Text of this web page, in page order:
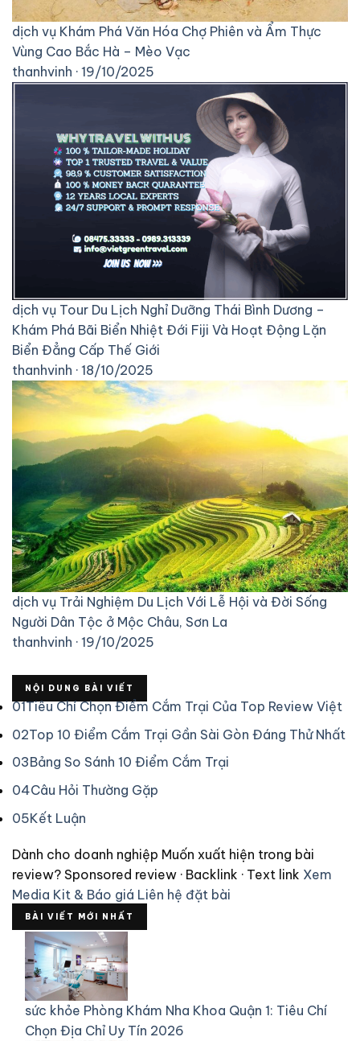
dịch vụ Khám Phá Văn Hóa Chợ Phiên và Ẩm Thực
Vùng Cao Bắc Hà – Mèo Vạc
thanhvinh · 19/10/2025
dịch vụ Tour Du Lịch Nghỉ Dưỡng Thái Bình Dương –
Khám Phá Bãi Biển Nhiệt Đới Fiji Và Hoạt Động Lặn
Biển Đẳng Cấp Thế Giới
thanhvinh · 18/10/2025
dịch vụ Trải Nghiệm Du Lịch Với Lễ Hội và Đời Sống
Người Dân Tộc ở Mộc Châu, Sơn La
thanhvinh · 19/10/2025
NỘI DUNG BÀI VIẾT
01Tiêu Chí Chọn Điểm Cắm Trại Của Top Review Việt
02Top 10 Điểm Cắm Trại Gần Sài Gòn Đáng Thử Nhất
03Bảng So Sánh 10 Điểm Cắm Trại
04Câu Hỏi Thường Gặp
05Kết Luận
Dành cho doanh nghiệp Muốn xuất hiện trong bài
review? Sponsored review · Backlink · Text link Xem
Media Kit & Báo giá Liên hệ đặt bài
BÀI VIẾT MỚI NHẤT
sức khỏe Phòng Khám Nha Khoa Quận 1: Tiêu Chí
Chọn Địa Chỉ Uy Tín 2026